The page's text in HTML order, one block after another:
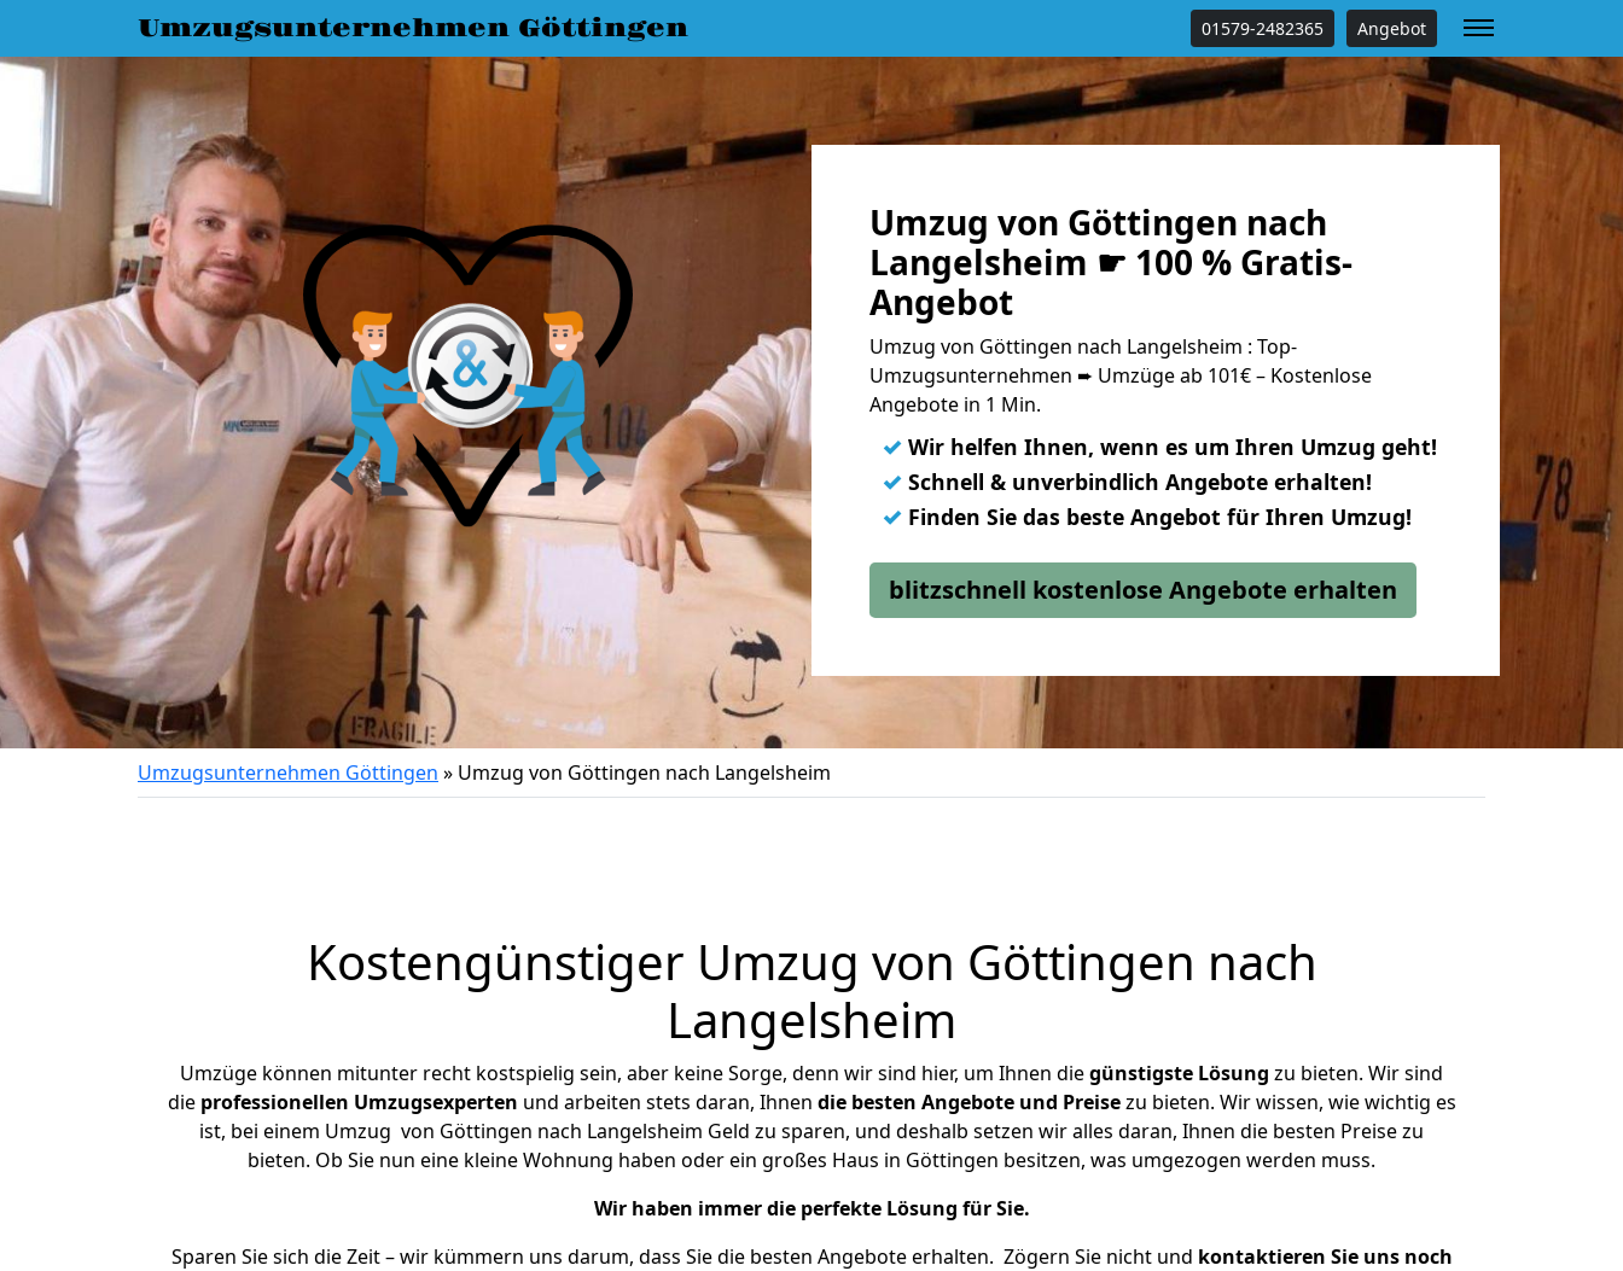
Umzugsunternehmen Göttingen 01579-2482365 Angebot
Umzug von Göttingen nach
Langelsheim ☛ 100 % Gratis-
Angebot
Umzug von Göttingen nach Langelsheim : Top-
Umzugsunternehmen ➨ Umzüge ab 101€ – Kostenlose
Angebote in 1 Min.
✓ Wir helfen Ihnen, wenn es um Ihren Umzug geht!
✓ Schnell & unverbindlich Angebote erhalten!
✓ Finden Sie das beste Angebot für Ihren Umzug!
blitzschnell kostenlose Angebote erhalten
Umzugsunternehmen Göttingen » Umzug von Göttingen nach Langelsheim
Kostengünstiger Umzug von Göttingen nach
Langelsheim
Umzüge können mitunter recht kostspielig sein, aber keine Sorge, denn wir sind hier, um Ihnen diegünstigste Lösung zu bieten. Wir sind
die professionellen Umzugsexperten und arbeiten stets daran, Ihnen die besten Angebote und Preisezu bieten. Wir wissen, wie wichtig es
ist, bei einem Umzug von Göttingen nach Langelsheim Geld zu sparen, und deshalb setzen wir alles daran, Ihnen die besten Preise zu
bieten. Ob Sie nun eine kleine Wohnung haben oder ein großes Haus in Göttingen besitzen, was umgezogen werden muss.
Wir haben immer die perfekte Lösung für Sie.
Sparen Sie sich die Zeit – wir kümmern uns darum, dass Sie die besten Angebote erhalten. Zögern Sie nicht und kontaktieren Sie uns noch